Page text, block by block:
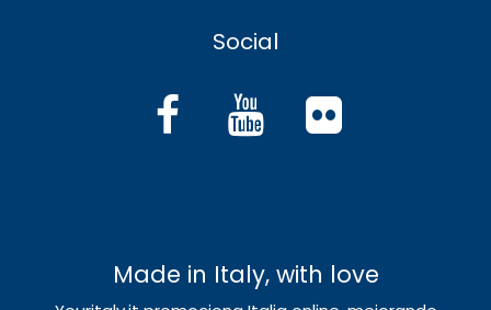
Social
Made in Italy, with love